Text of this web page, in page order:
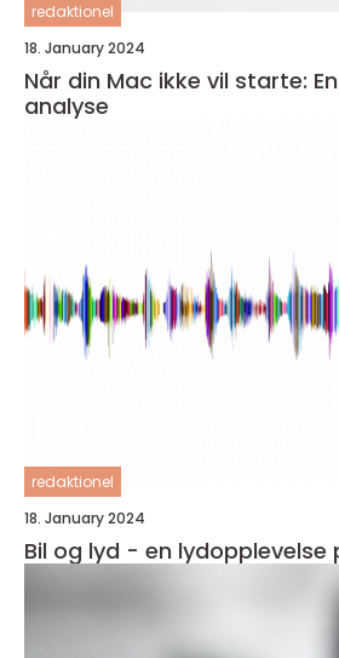
redaktionel
18. January 2024
Når din Mac ikke vil starte:
analyse
redaktionel
18. January 2024
Bil og lyd - en lydopplevelse